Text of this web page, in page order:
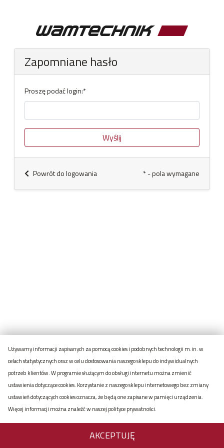
Zapomniane hasło
Proszę podać login:*
Powrót do logowania * - pola wymagane
Używamy informacji zapisanych za pomocą cookies i podobnych technologii m.in. w
celach statystycznych oraz w celu dostosowania naszego sklepu do indywidualnych
potrzeb klientów. W programie służącym do obsługi internetu można zmienić
ustawienia dotyczące cookies. Korzystanie z naszego sklepu internetowego bez zmiany
ustawień dotyczących cookies oznacza, że będą one zapisane w pamięci urządzenia.
Więcej informacji można znaleźć w naszej polityce prywatności.
AKCEPTUJĘ